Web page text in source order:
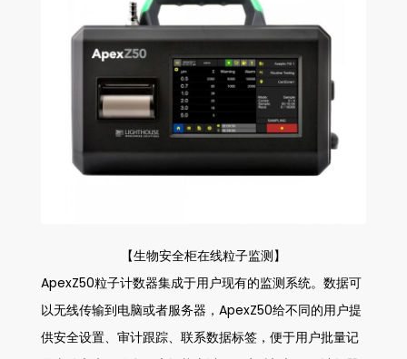
【生物安全柜在线粒子监测】
ApexZ50粒子计数器集成于用户现有的监测系统。数据可
以无线传输到电脑或者服务器，ApexZ50给不同的用户提
供安全设置、审计跟踪、联系数据标签，便于用户批量记